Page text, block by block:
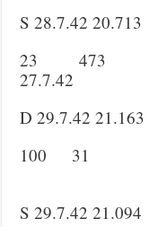
S 28.7.42 20.713
23 473
27.7.42
D 29.7.42 21.163
100 31
S 29.7.42 21.094